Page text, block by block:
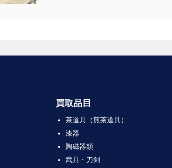
買取品目
茶道具（煎茶道具）
漆器
陶磁器類
武具・刀剣